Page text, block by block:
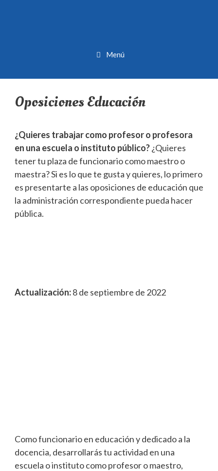
Menú
Oposiciones Educación
¿Quieres trabajar como profesor o profesora
en una escuela o instituto público?¿Quieres
tener tu plaza de funcionario como maestro o
maestra? Si es lo que te gusta y quieres, lo primero
es presentarte a las oposiciones de educación que
la administración correspondiente pueda hacer
pública.
Actualización:8 de septiembre de 2022
Como funcionario en educación y dedicado a la
docencia, desarrollarás tu actividad en una
escuela o instituto como profesor o maestro,